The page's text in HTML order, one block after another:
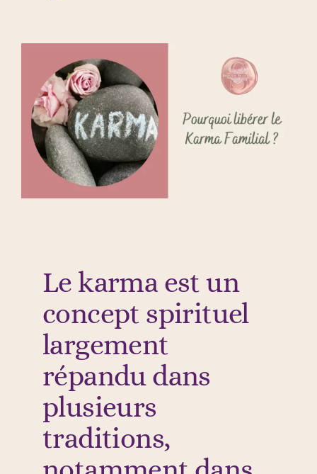
Le karma est un
concept spirituel
largement
répandu dans
plusieurs
traditions,